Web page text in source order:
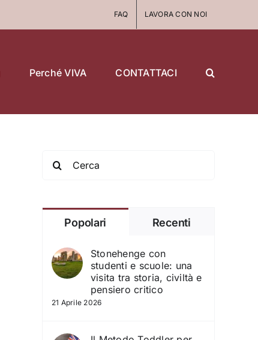
FAQ LAVORA CON NOI
Perché VIVA CONTATTACI
Popolari Recenti
Stonehenge con
studenti e scuole: una
visita tra storia, civiltà e
pensiero critico
21 Aprile 2026